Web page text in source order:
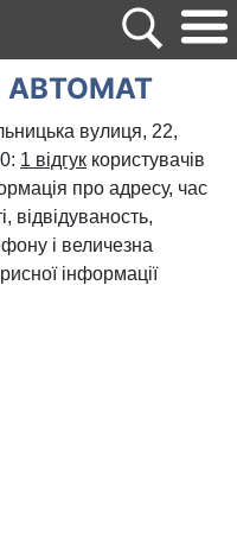
АВТОМАТ
вулиця, 22,
1 відгук користувачів
про адресу, час
відвідуваность,
і величезна
інформації